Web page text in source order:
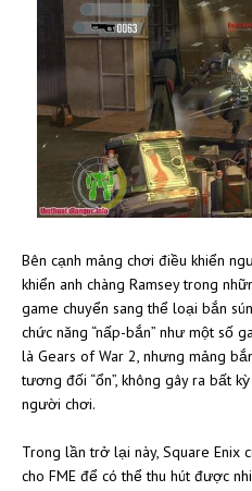
Bên cạnh mảng chơi điều khiển
khiển anh chàng Ramsey trong
game chuyển sang thể loại bắn
chức năng “nấp-bắn” như một số
là Gears of War 2, nhưng mảng
tương đối “ổn”, không gây ra bất
người chơi.
Trong lần trở lại này, Square Enix
cho FME để có thể thu hút được